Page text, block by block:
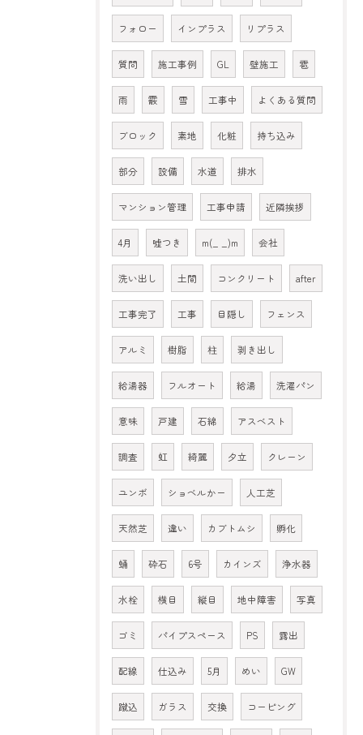
フォロー インプラス リプラス
質問 施工事例 GL 壁施工 雹
雨 霰 雪 工事中 よくある質問
ブロック 素地 化粧 持ち込み
部分 設備 水道 排水
マンション管理 工事申請 近隣挨拶
4月 嘘つき m(_ _)m 会社
洗い出し 土間 コンクリート after
工事完了 工事 目隠し フェンス
アルミ 樹脂 柱 剥き出し
給湯器 フルオート 給湯 洗濯パン
意味 戸建 石綿 アスベスト
調査 虹 綺麗 夕立 クレーン
ユンボ ショベルかー 人工芝
天然芝 違い カブトムシ 孵化
蛹 砕石 6号 カインズ 浄水器
水栓 横目 縦目 地中障害 写真
ゴミ パイプスペース PS 露出
配線 仕込み 5月 めい GW
蹴込 ガラス 交換 コーピング